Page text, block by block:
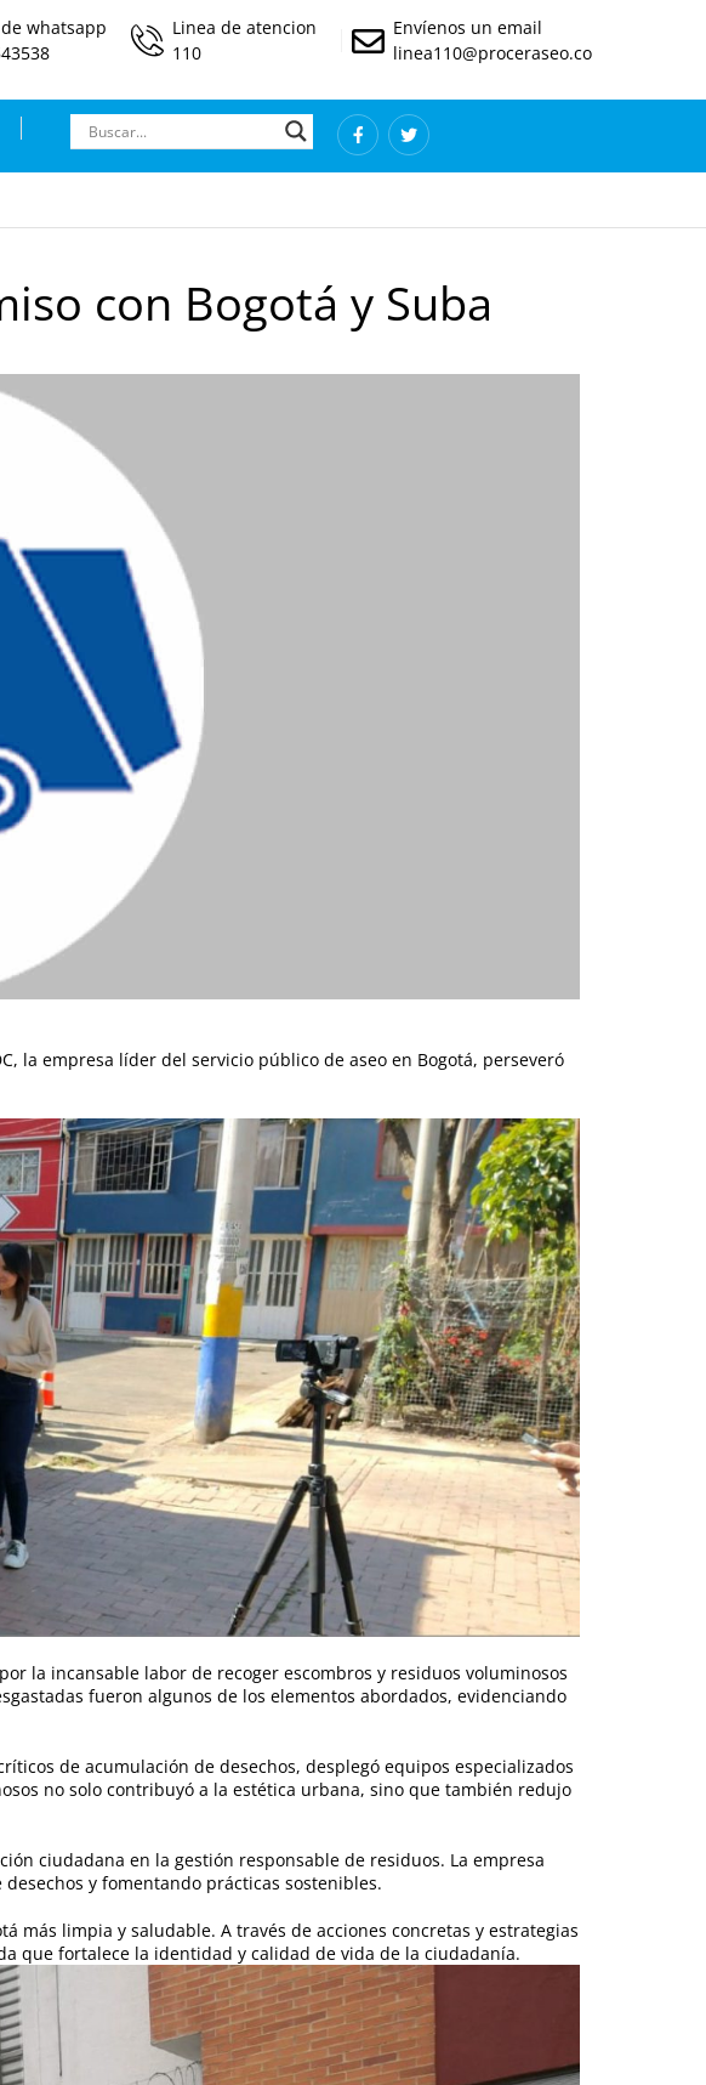
whatsapp
Linea de atencion
110
Envíenos un email
linea110@proceraseo.co
con Bogotá y Suba
la empresa líder del servicio público de aseo en Bogotá, perseveró
la incansable labor de recoger escombros y residuos voluminosos
fueron algunos de los elementos abordados, evidenciando
de acumulación de desechos, desplegó equipos especializados
no solo contribuyó a la estética urbana, sino que también redujo
ciudadana en la gestión responsable de residuos. La empresa
y fomentando prácticas sostenibles.
más limpia y saludable. A través de acciones concretas y estrategias
que fortalece la identidad y calidad de vida de la ciudadanía.